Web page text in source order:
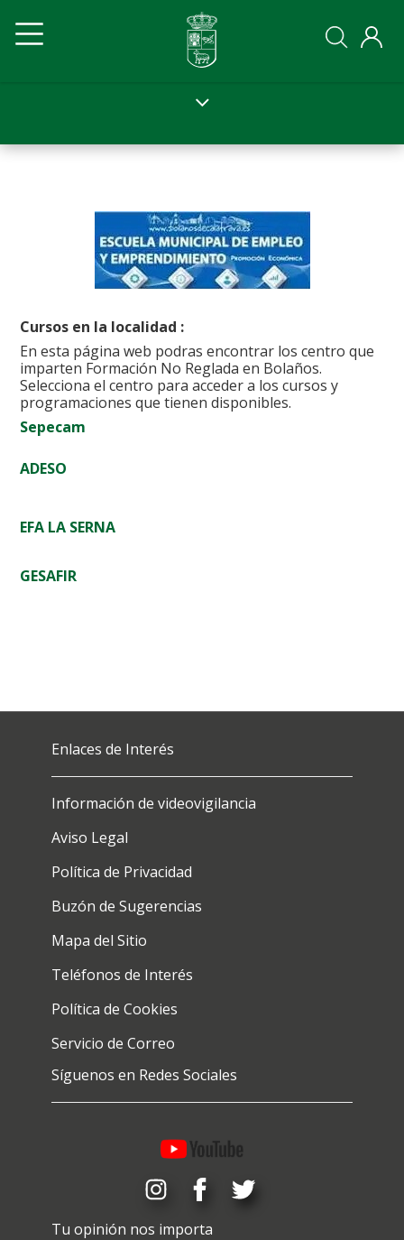
contenido
principal
principal
principal
Cursos en la localidad :
En esta página web podras encontrar los centro que
imparten Formación No Reglada en Bolaños.
Selecciona el centro para acceder a los cursos y
programaciones que tienen disponibles.
Sepecam
ADESO
EFA LA SERNA
GESAFIR
Enlaces de Interés
Información de videovigilancia
Aviso Legal
Política de Privacidad
Buzón de Sugerencias
Mapa del Sitio
Teléfonos de Interés
Política de Cookies
Servicio de Correo
Síguenos en Redes Sociales
Tu opinión nos importa